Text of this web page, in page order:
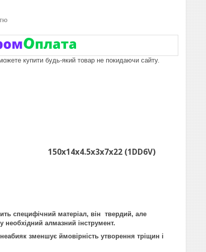
купити будь-який товар не покидаючи сайту.
150х14х4.5х3х7х22 (1DD6V)
специфічний матеріал, він твердий, але
алмазний інструмент.
зменшує ймовірність утворення тріщин і